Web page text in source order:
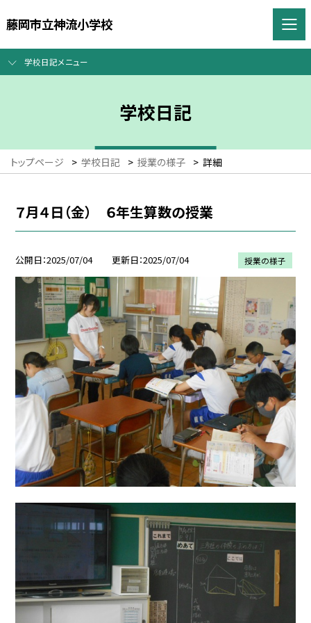
藤岡市立神流小学校
学校日記メニュー
学校日記
トップページ > 学校日記 > 授業の様子 > 詳細
７月４日（金） ６年生算数の授業
公開日 2025/07/04 更新日 2025/07/04 授業の様子